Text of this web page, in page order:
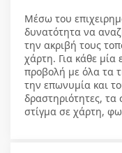
Μέσω του
δυνατότητα να
την ακριβή τους
χάρτη. Για κάθε μία
προβολή με όλα τα
την επωνυμία και
δραστηριότητες, τα
στίγμα σε χάρτη,